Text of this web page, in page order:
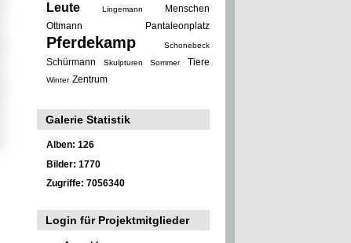
Leute Lingemann
Menschen
Ottmann
Pantaleonplatz
Pferdekamp Schonebeck
Schürmann Skulpturen Sommer Tiere
Winter Zentrum
Galerie Statistik
Alben: 126
Bilder: 1770
Zugriffe: 7056340
Login für Projektmitglieder